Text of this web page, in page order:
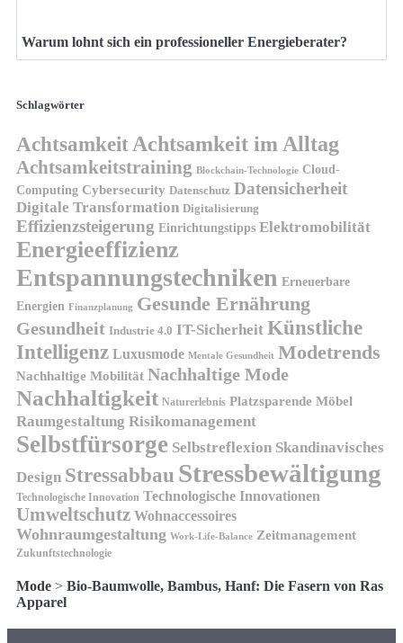
Warum lohnt sich ein professioneller Energieberater?
Schlagwörter
AchtsamkeitAchtsamkeit im Alltag
Achtsamkeitstraining Blockchain-Technologie Cloud-
Computing Cybersecurity Datenschutz Datensicherheit
Digitale Transformation Digitalisierung
Effizienzsteigerung Einrichtungstipps Elektromobilität
Energieeffizienz
Entspannungstechniken Erneuerbare
Energien Finanzplanung Gesunde Ernährung
Gesundheit Industrie 4.0 IT-Sicherheit Künstliche
Intelligenz Luxusmode Mentale Gesundheit Modetrends
Nachhaltige Mobilität Nachhaltige Mode
Nachhaltigkeit Naturerlebnis Platzsparende Möbel
Raumgestaltung Risikomanagement
Selbstfürsorge Selbstreflexion Skandinavisches
Design Stressabbau Stressbewältigung
Technologische Innovation Technologische Innovationen
Umweltschutz Wohnaccessoires
Wohnraumgestaltung Work-Life-Balance Zeitmanagement
Zukunftstechnologie
Mode > Bio-Baumwolle, Bambus, Hanf: Die Fasern von Ras
Apparel